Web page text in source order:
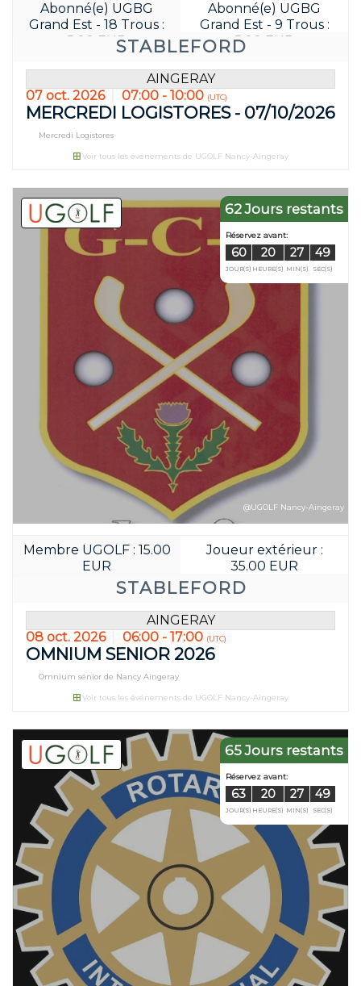
49 20
JOUR(S) HEURE(S)
Réservez avant:
52 20
JOUR(S) HEURE(S)
STABLEFORD
Abonné(e) UGBG
Grand Est - 18 Trous :
5.00 EUR
Abonné(e) UGBG
Grand Est - 9 Trous :
5.00 EUR
AINGERAY
07 oct. 2026
07:00 - 10:00 (UTC)
MERCREDI LOGISTORES - 07/10/2026
Mercredi Logistores
Voir tous les événements de UGOLF Nancy-Aingeray
62 Jours restants
STABLEFORD
Membre UGOLF : 15.00
EUR
Joueur extérieur :
35.00 EUR
@UGOLF Nancy-Aingeray
AINGERAY
08 oct. 2026
06:00 - 17:00 (UTC)
OMNIUM SENIOR 2026
Omnium sénior de Nancy Aingeray
Voir tous les événements de UGOLF Nancy-Aingeray
65 Jours restants